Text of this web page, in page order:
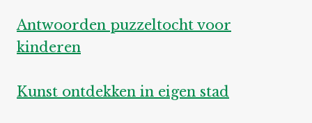
Antwoorden puzzeltocht voor
kinderen
Kunst ontdekken in eigen stad